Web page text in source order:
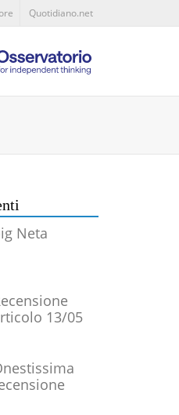
Quotidiano.net
Neta
13/05